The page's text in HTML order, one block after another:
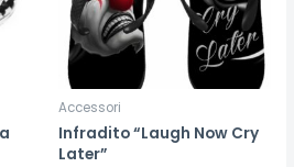
Accessori
Infradito “Laugh Now Cry
Later”